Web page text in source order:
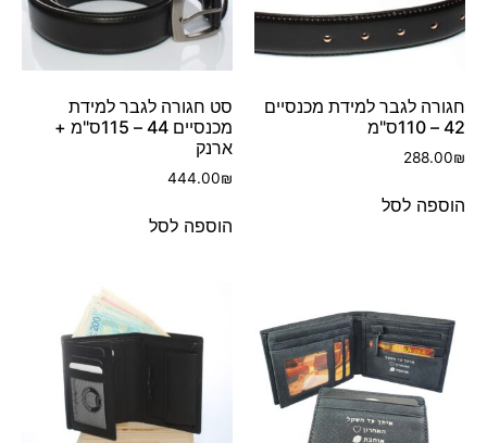
חגורה לגבר למידת מכנסיים
42 – 110ס"מ
288.00₪
הוספה לסל
סט חגורה לגבר למידת
מכנסיים 44 – 115ס"מ +
ארנק
444.00₪
הוספה לסל